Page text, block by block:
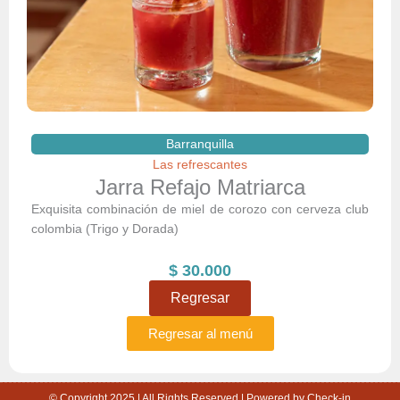
Barranquilla
Las refrescantes
Jarra Refajo Matriarca
Exquisita combinación de miel de corozo con cerveza club
colombia (Trigo y Dorada)
$ 30.000
Regresar
Regresar al menú